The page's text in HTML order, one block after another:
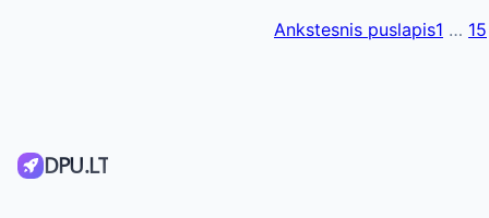
Ankstesnis puslapis1 … 15
DPU.LT